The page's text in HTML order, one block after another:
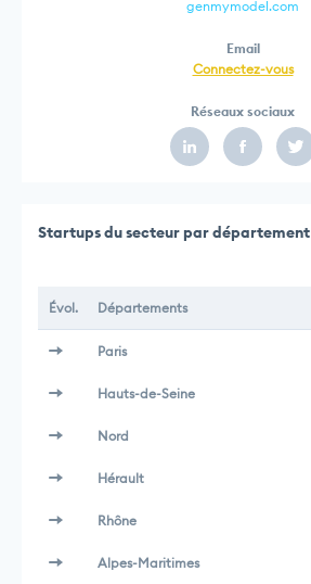
genmymodel.com
Email
Connectez-vous
Réseaux sociaux
Startups du secteur par département
Évol. Départements
Paris
Hauts-de-Seine
Nord
Hérault
Rhône
Alpes-Maritimes